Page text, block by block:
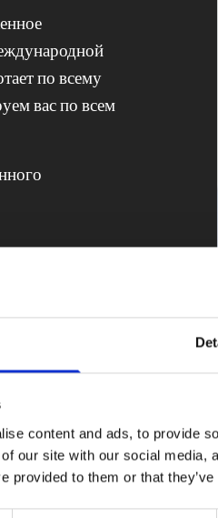
content and ads, to provide
our site with our social
provided to them or that
по всему
вас по всем
ЭТД
документ));
свободного
досмотра